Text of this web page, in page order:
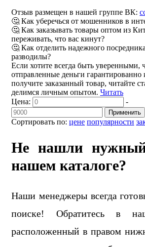
Отзыв размещен в нашей группе ВК:
🤔 Как уберечься от мошенников в
🤔 Как заказывать товары оптом из
переживать, что вас кинут?
🤔 Как отделить надежного
разводилы?
Если хотите всегда быть уверенными,
отправленные деньги
получите заказанный товар, читайте
делимся личным опытом. Читать
Сортировать по: цене популярности
Цена: -
Применить
Не нашли
нашем каталоге?
Наши менеджеры всегда
поиске! Обратитесь в
расположенный в правом